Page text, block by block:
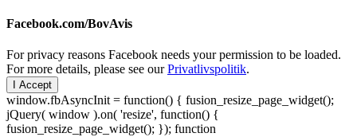
Facebook.com/BovAvis
For privacy reasons Facebook needs your permission to be loaded.
For more details, please see ourPrivatlivspolitik.
I Accept
window.fbAsyncInit = function() { fusion_resize_page_widget();
jQuery( window ).on( 'resize', function() {
fusion_resize_page_widget(); }); function